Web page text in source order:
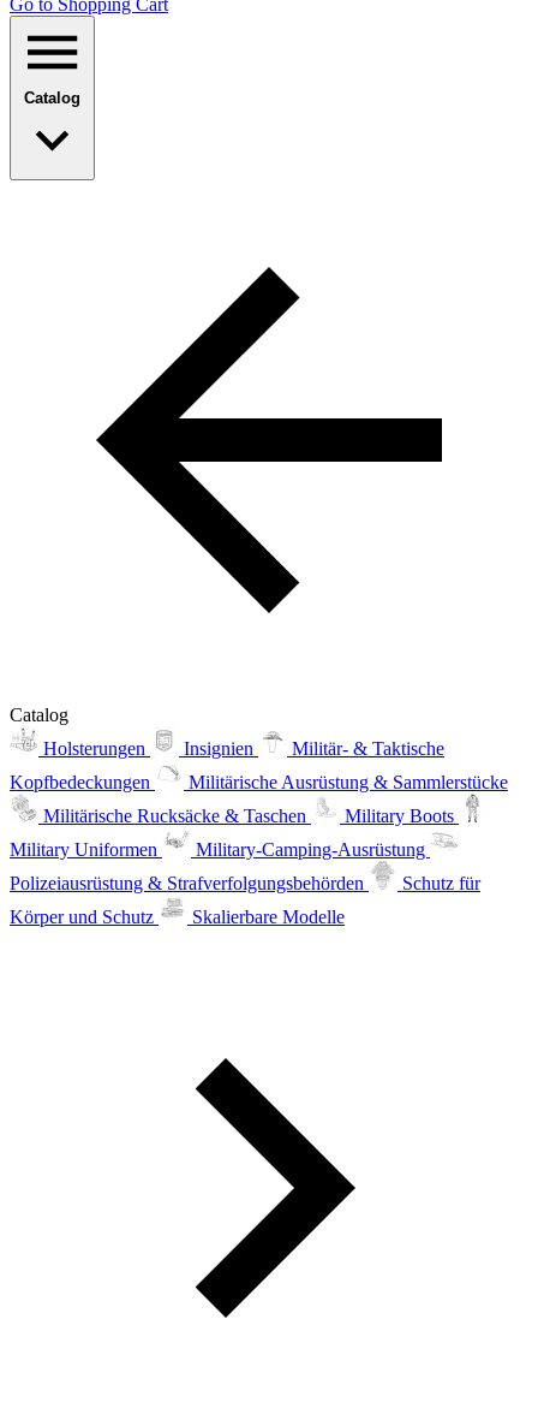
Go to Shopping Сart
Catalog
Catalog
Holsterungen
Insignien
Militär- & Taktische
Kopfbedeckungen
Militärische Ausrüstung & Sammlerstücke
Militärische Rucksäcke & Taschen
Military Boots
Military Uniformen
Military-Camping-Ausrüstung
Polizeiausrüstung & Strafverfolgungsbehörden
Schutz für
Körper und Schutz
Skalierbare Modelle